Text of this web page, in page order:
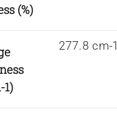
(%)
1)
277.8 cm-1